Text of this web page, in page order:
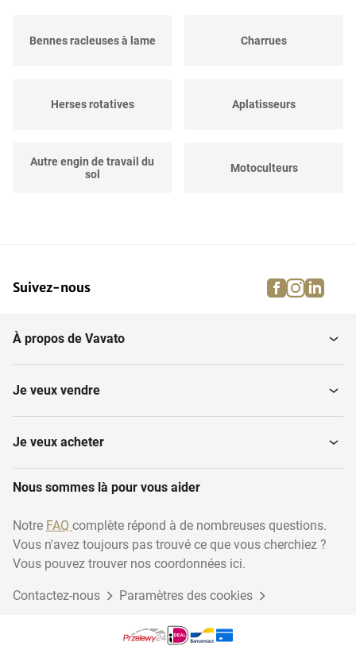
Bennes racleuses à lame Charrues
Herses rotatives Aplatisseurs
Autre engin de travail du
sol
Motoculteurs
Niveleurs Rotavators
Herses à mouvement
alternatif
Bineuses Tondeuses
Suivez-nous facebook
À propos de Vavato
Je veux vendre
Je veux acheter
Nous sommes là pour vous aider
Notre FAQ complète répond à de nombreuses questions.
Vous n'avez toujours pas trouvé ce que vous cherchiez ?
Vous pouvez trouver nos coordonnées ici.
Contactez-nous Paramètres des cookies